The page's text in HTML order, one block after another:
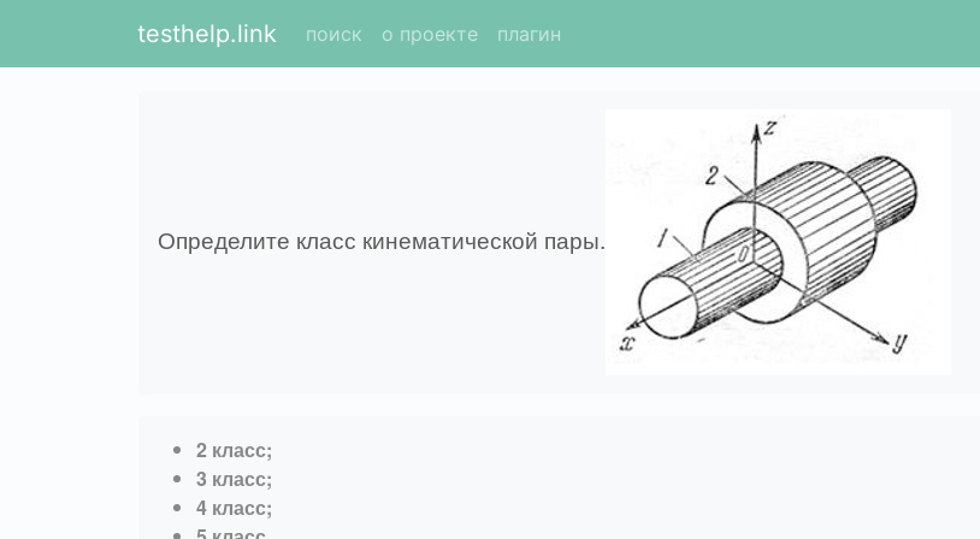
testhelp.link поиск о проекте плагин
Определите класс кинематической пары.
2 класс;
3 класс;
4 класс;